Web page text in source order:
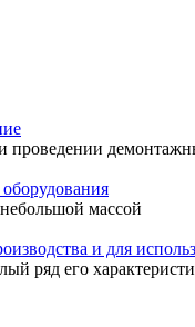
массой
и для
ряд его